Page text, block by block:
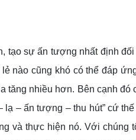
tạo sự ấn tượng nhất định
nào cũng khó có thể đáp
tăng nhiều hơn. Bên cạnh đó
lạ – ấn tượng – thu hút” cứ
và thực hiện nó. Với chúng